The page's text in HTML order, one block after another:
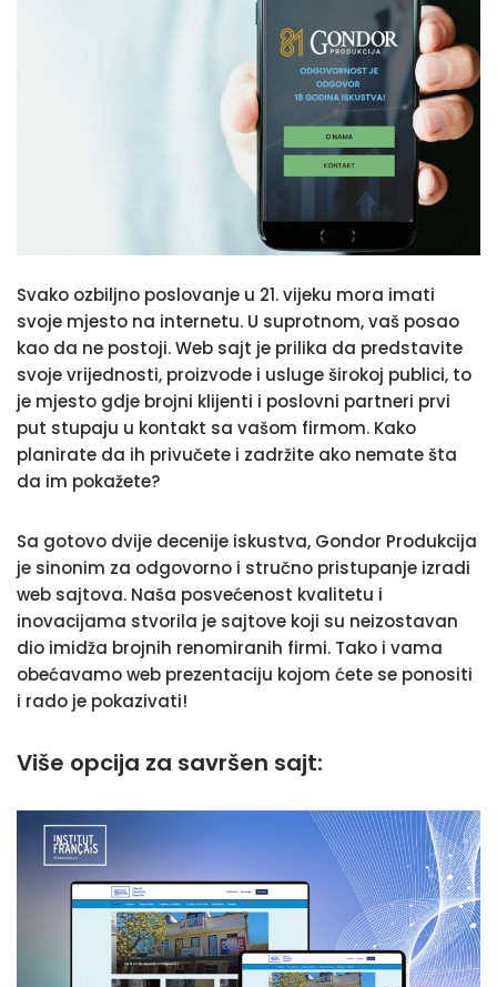
Svako ozbiljno poslovanje u 21. vijeku mora imati
svoje mjesto na internetu. U suprotnom, vaš posao
kao da ne postoji. Web sajt je prilika da predstavite
svoje vrijednosti, proizvode i usluge širokoj publici, to
je mjesto gdje brojni klijenti i poslovni partneri prvi
put stupaju u kontakt sa vašom firmom. Kako
planirate da ih privučete i zadržite ako nemate šta
da im pokažete?
Sa gotovo dvije decenije iskustva, Gondor Produkcija
je sinonim za odgovorno i stručno pristupanje izradi
web sajtova. Naša posvećenost kvalitetu i
inovacijama stvorila je sajtove koji su neizostavan
dio imidža brojnih renomiranih firmi. Tako i vama
obećavamo web prezentaciju kojom ćete se ponositi
i rado je pokazivati!
Više opcija za savršen sajt: